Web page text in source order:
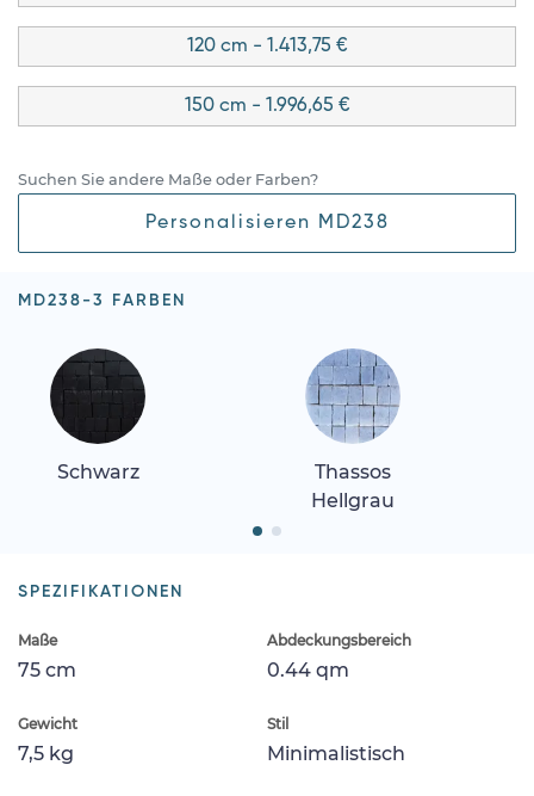
120 cm - 1.413,75 €
150 cm - 1.996,65 €
Suchen Sie andere Maße oder Farben?
Personalisieren MD238
MD238-3 FARBEN
Schwarz
Thassos
Hellgrau
SPEZIFIKATIONEN
Maße
75 cm
Abdeckungsbereich
0.44 qm
Gewicht
7,5 kg
Stil
Minimalistisch